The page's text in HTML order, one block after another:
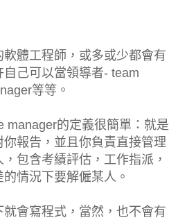
軟體工程師，或多或少都會有
自己可以當領導者- team
等等。
manager的定義很簡單：就是
你報告，並且你負責直接管理
，包含考績評估，工作指派，
情況下要解僱某人。
就會寫程式，當然，也不會有